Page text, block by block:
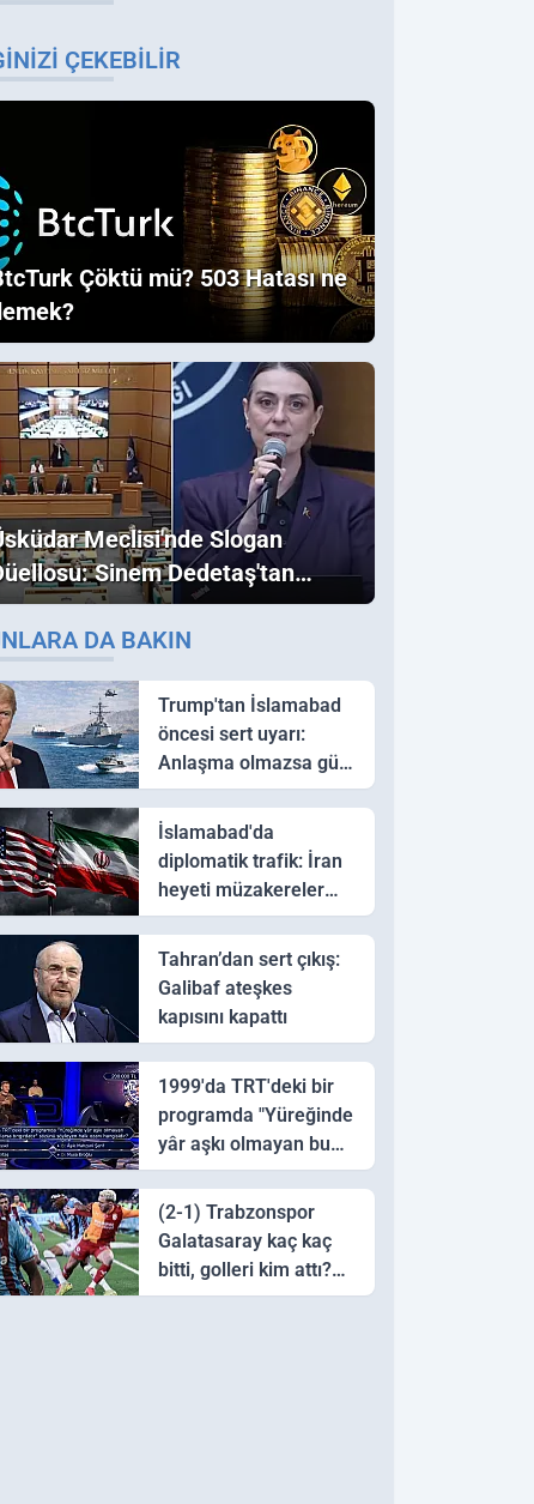
ÇEKEBILIR
Çöktü mü? 503 Hatası ne
Meclisi'nde Slogan
Sinem Dedetaş'tan
Bozan "Erdoğan" ve
Çıkışı!
DA BAKIN
Trump'tan İslamabad
öncesi sert uyarı:
Anlaşma olmazsa güç
kullanırız
İslamabad'da
diplomatik trafik: İran
heyeti müzakereler
için Pakistan'a ulaştı
Tahran’dan sert çıkış:
Galibaf ateşkes
kapısını kapattı
1999'da TRT'deki bir
programda "Yüreğinde
yâr aşkı olmayan bu
sazı çalarsa tingirdatır"
sözünü söyleyen halk
ozanı hangisidir?
(2-1) Trabzonspor
Galatasaray kaç kaç
bitti, golleri kim attı?
Trabzonspor